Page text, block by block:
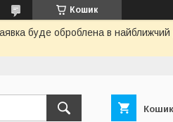
Кошик
буде оброблена в
Кошик